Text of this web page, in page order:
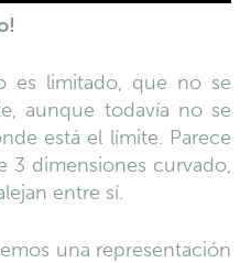
es limitado, que no se
aunque todavía no se
está el límite. Parece
3 dimensiones curvado,
entre sí.
una representación